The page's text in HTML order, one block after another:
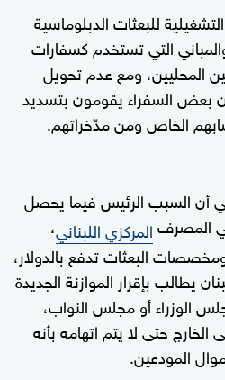
للبعثات الدبلوماسية
التي تستخدم كسفارات
المحليين، ومع عدم تحويل
فإن بعض السفراء يقومون بتسديد
الخاص ومن مدّخراتهم.
أن السبب الرئيس فيما يحصل
المصرفالمركزي اللبناني،
البعثات تدفع بالدولار،
يطالب بإقرار الموازنة الجديدة
الوزراء أو مجلس النواب،
حتى لا يتم اتهامه بأنه
المودعين.